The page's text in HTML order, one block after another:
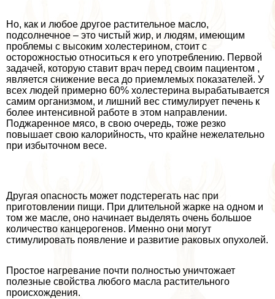
Но, как и любое другое растительное масло,
подсолнечное – это чистый жир, и людям, имеющим
проблемы с высоким холестерином, стоит с
осторожностью относиться к его употрeблению. Первой
задачей, которую ставит врач перед своим пациентом ,
является снижение веса до приемлемых показателей. У
всех людей примерно 60% холестерина выpaбатывается
самим организмом, и лишний вес стимулирует печень к
более интенсивной работе в этом направлении.
Поджаренное мясо, в свою очередь, тоже резко
повышает свою калорийность, что крайне нежелательно
при избыточном весе.
Другая опасность может подстерегать нас при
приготовлении пищи. При длительной жарке на одном и
том же масле, оно начинает выделять очень большое
количество канцерогенов. Именно они могут
стимулировать появление и развитие paковых опухолей.
Простое нагревание почти полностью уничтожает
полезные свойства любого масла растительного
происхождения.